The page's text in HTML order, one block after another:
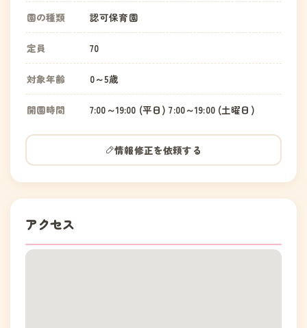
園の種類 認可保育園
定員 70
対象年齢 0～5歳
開園時間 7:00～19:00 (平日) 7:00～19:00 (土曜日)
情報修正を依頼する
アクセス